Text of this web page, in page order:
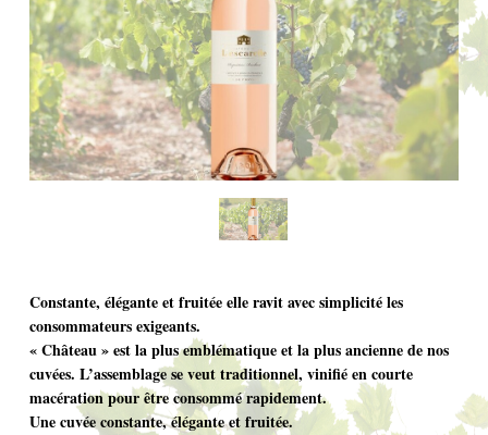
Constante, élégante et fruitée elle ravit avec simplicité les
consommateurs exigeants.
« Château » est la plus emblématique et la plus ancienne de nos
cuvées. L’assemblage se veut traditionnel, vinifié en courte
macération pour être consommé rapidement.
Une cuvée constante, élégante et fruitée.